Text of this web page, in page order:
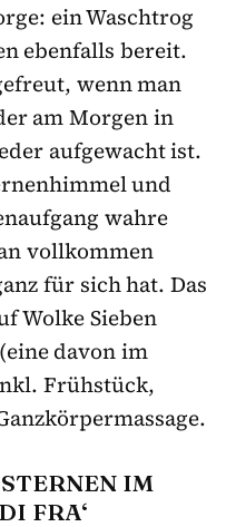
ein Waschtrog
ebenfalls bereit.
wenn man
am Morgen in
aufgewacht ist.
und
wahre
vollkommen
für sich hat. Das
Wolke Sieben
davon im
Frühstück,
IM
FRA‘